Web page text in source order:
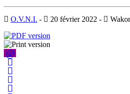
O.V.N.I. - 20 février 2022 -